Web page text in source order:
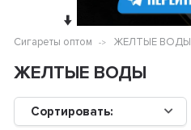
↓
Сигареты оптом ЖЕЛТЫЕ ВОДЫ
ЖЕЛТЫЕ ВОДЫ
Сортировать: